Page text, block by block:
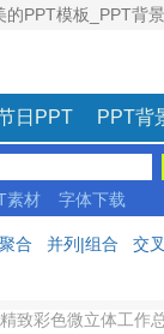
PPT模板_PPT背
日PPT PPT背
素材
字体下载
合 并列|组合 交